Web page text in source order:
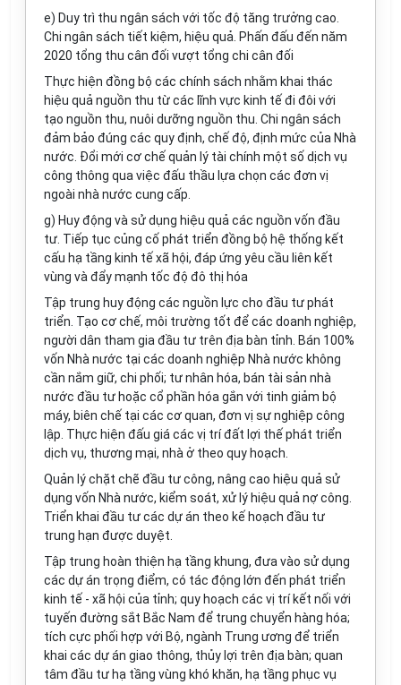
e) Duy trì thu ngân sách với tốc độ tăng trưởng cao.
Chi ngân sách tiết kiệm, hiệu quả. Phấn đấu đến năm
2020 tổng thu cân đối vượt tổng chi cân đối
Thực hiện đồng bộ các chính sách nhằm khai thác
hiệu quả nguồn thu từ các lĩnh vực kinh tế đi đôi với
tạo nguồn thu, nuôi dưỡng nguồn thu. Chi ngân sách
đảm bảo đúng các quy định, chế độ, định mức của Nhà
nước. Đổi mới cơ chế quản lý tài chính một số dịch vụ
công thông qua việc đấu thầu lựa chọn các đơn vị
ngoài nhà nước cung cấp.
g) Huy động và sử dụng hiệu quả các nguồn vốn đầu
tư. Tiếp tục củng cố phát triển đồng bộ hệ thống kết
cấu hạ tầng kinh tế xã hội, đáp ứng yêu cầu liên kết
vùng và đẩy mạnh tốc độ đô thị hóa
Tập trung huy động các nguồn lực cho đầu tư phát
triển. Tạo cơ chế, môi trường tốt để các doanh nghiệp,
người dân tham gia đầu tư trên địa bàn tỉnh. Bán 100%
vốn Nhà nước tại các doanh nghiệp Nhà nước không
cần nắm giữ, chi phối; tư nhân hóa, bán tài sản nhà
nước đầu tư hoặc cổ phần hóa gắn với tinh giảm bộ
máy, biên chế tại các cơ quan, đơn vị sự nghiệp công
lập. Thực hiện đấu giá các vị trí đất lợi thế phát triển
dịch vụ, thương mại, nhà ở theo quy hoạch.
Quản lý chặt chẽ đầu tư công, nâng cao hiệu quả sử
dụng vốn Nhà nước, kiểm soát, xử lý hiệu quả nợ công.
Triển khai đầu tư các dự án theo kế hoạch đầu tư
trung hạn được duyệt.
Tập trung hoàn thiện hạ tầng khung, đưa vào sử dụng
các dự án trọng điểm, có tác động lớn đến phát triển
kinh tế - xã hội của tỉnh; quy hoạch các vị trí kết nối với
tuyến đường sắt Bắc Nam để trung chuyển hàng hóa;
tích cực phối hợp với Bộ, ngành Trung ương để triển
khai các dự án giao thông, thủy lợi trên địa bàn; quan
tâm đầu tư hạ tầng vùng khó khăn, hạ tầng phục vụ